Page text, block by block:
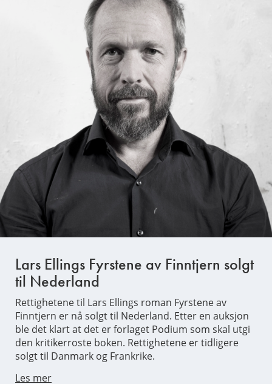
Lars Ellings Fyrstene av Finntjern solgt
til Nederland
Rettighetene til Lars Ellings roman Fyrstene av
Finntjern er nå solgt til Nederland. Etter en auksjon
ble det klart at det er forlaget Podium som skal utgi
den kritikerroste boken. Rettighetene er tidligere
solgt til Danmark og Frankrike.
Les mer